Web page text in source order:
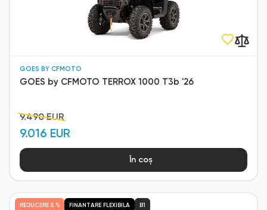
GOES BY CFMOTO
GOES by CFMOTO TERROX 1000 T3b '26
9.490 EUR
9.016 EUR
În coș
REDUCERE 5 % FINANTARE FLEXIBILA B1